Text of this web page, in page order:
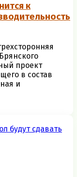
к
проект
в состав
и